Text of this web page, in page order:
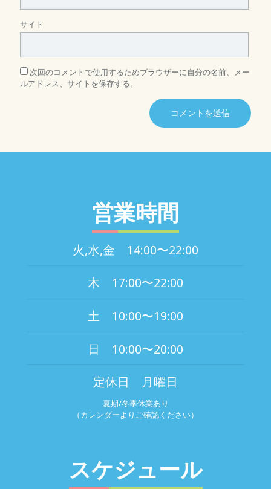
サイト
次回のコメントで使用するためブラウザーに自分の名前、メー
ルアドレス、サイトを保存する。
営業時間
火,水,金 14:00〜22:00
木 17:00〜22:00
土 10:00〜19:00
日 10:00〜20:00
定休日 月曜日
夏期/冬季休業あり
（カレンダーよりご確認ください）
スケジュール